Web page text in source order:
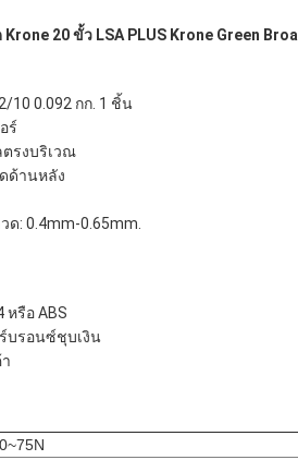
20 ขั้ว LSA PLUS Krone Green
10 0.092 กก. 1 ชิ้น
ร์
ตรงบริเวณ
ด้านหลัง
: 0.4mm-0.65mm.
หรือ ABS
บรอนซ์ชุบเงิน